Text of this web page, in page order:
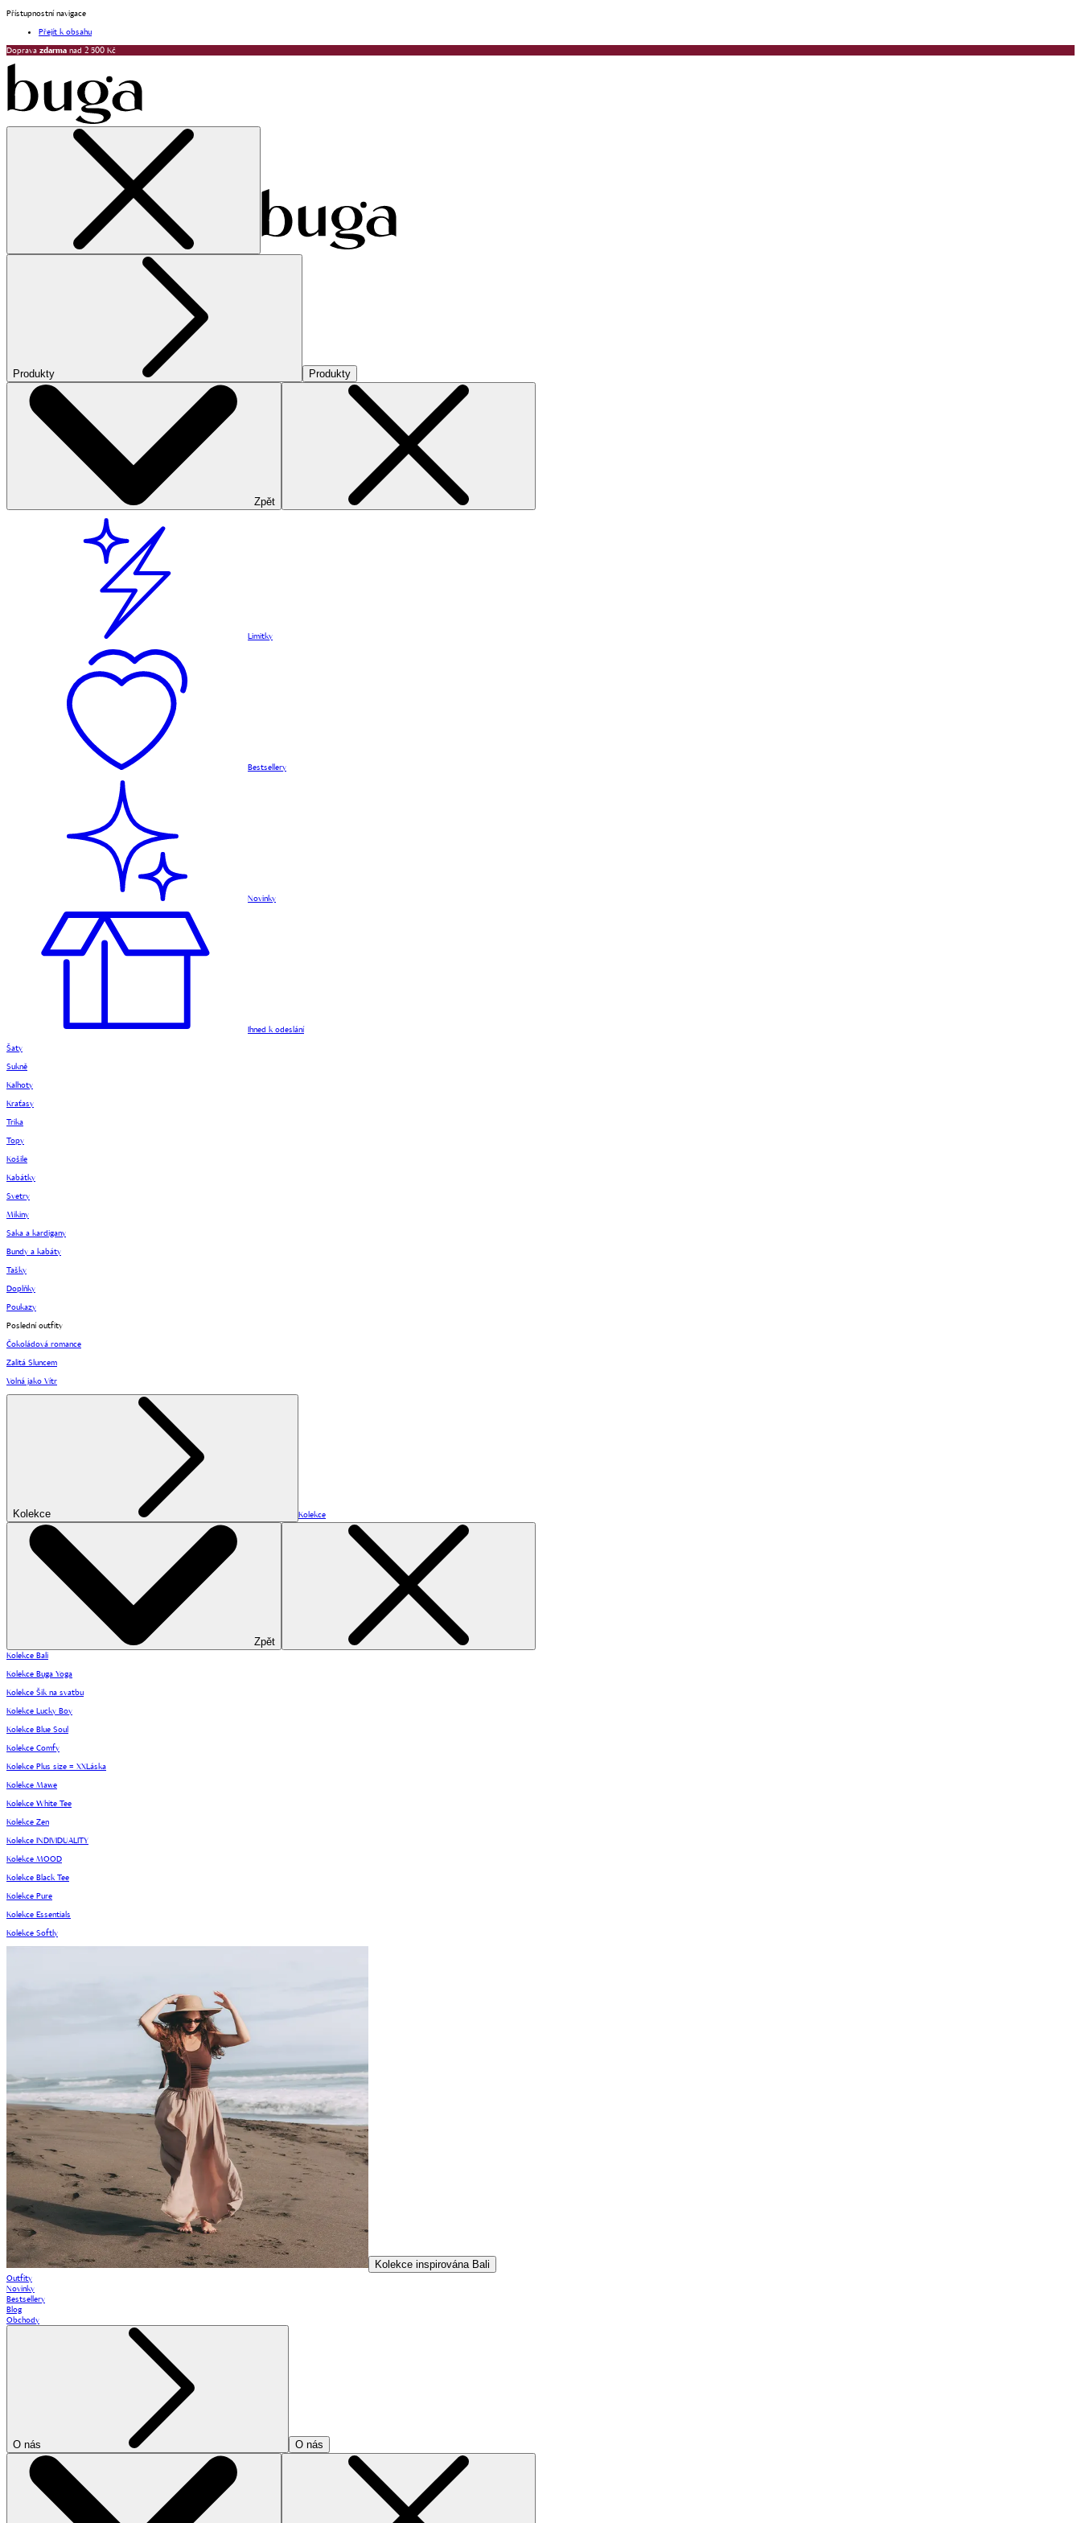
Přístupnostní navigace
Přejít k obsahu
Doprava zdarma nad 2 500 Kč
Produkty Produkty
Zpět
Limitky
Bestsellery
Novinky
Ihned k odeslání
Šaty
Sukně
Kalhoty
Kraťasy
Trika
Topy
Košile
Kabátky
Svetry
Mikiny
Saka a kardigany
Bundy a kabáty
Tašky
Doplňky
Poukazy
Poslední outfity
Čokoládová romance
Zalitá Sluncem
Volná jako Vítr
Kolekce Kolekce
Zpět
Kolekce Bali
Kolekce Buga Yoga
Kolekce Šik na svatbu
Kolekce Lucky Boy
Kolekce Blue Soul
Kolekce Comfy
Kolekce Plus size = XXLáska
Kolekce Mawe
Kolekce White Tee
Kolekce Zen
Kolekce INDIVIDUALITY
Kolekce MOOD
Kolekce Black Tee
Kolekce Pure
Kolekce Essentials
Kolekce Softly
Kolekce inspirována Bali
Outfity
Novinky
Bestsellery
Blog
Obchody
O nás O nás